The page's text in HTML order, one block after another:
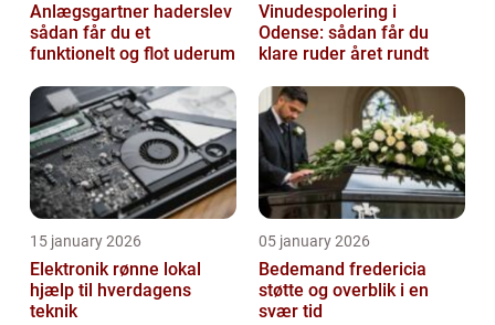
Anlægsgartner haderslev
sådan får du et
funktionelt og flot uderum
Vinudespolering i
Odense: sådan får du
klare ruder året rundt
15 january 2026
Elektronik rønne lokal
hjælp til hverdagens
teknik
05 january 2026
Bedemand fredericia
støtte og overblik i en
svær tid